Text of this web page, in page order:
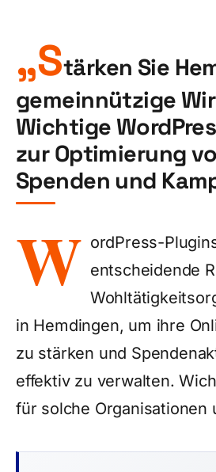
„Stärken Sie
gemeinnützige
Wichtige
zur Optimierung
Spenden und
W ordPress-
entscheidende
in Hemdingen, um ihre
zu stärken und
effektiv zu verwalten.
für solche Organisationen